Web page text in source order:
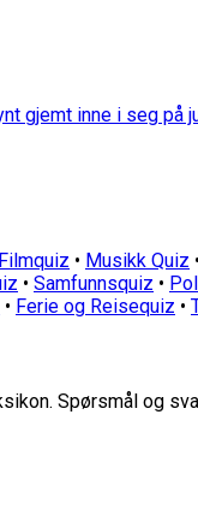
gjemt inne i seg på
Filmquiz • Musikk Quiz •
• Samfunnsquiz •
• Ferie og Reisequiz •
Spørsmål og